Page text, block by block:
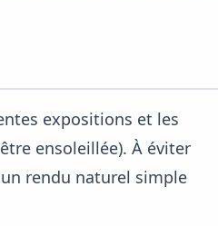
expositions et les
ensoleillée). À éviter
rendu naturel simple